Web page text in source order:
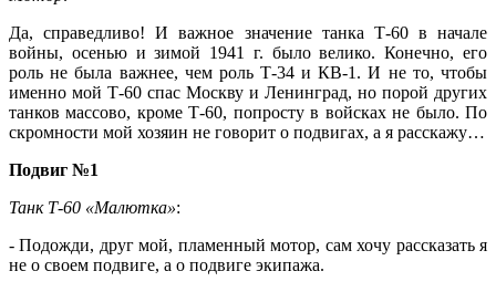
Да, справедливо! И важное значение танка Т-60 в начале
войны, осенью и зимой 1941 г. было велико. Конечно, его
роль не была важнее, чем роль Т-34 и КВ-1. И не то, чтобы
именно мой Т-60 спас Москву и Ленинград, но порой других
танков массово, кроме Т-60, попросту в войсках не было. По
скромности мой хозяин не говорит о подвигах, а я расскажу…
Подвиг №1
Танк Т-60 «Малютка»:
- Подожди, друг мой, пламенный мотор, сам хочу рассказать я
не о своем подвиге, а о подвиге экипажа.